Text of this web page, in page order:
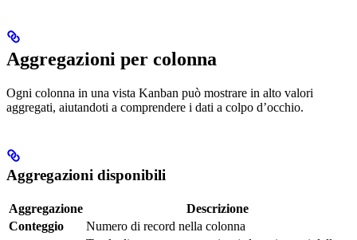
Aggregazioni per colonna
Ogni colonna in una vista Kanban può mostrare in alto valori
aggregati, aiutandoti a comprendere i dati a colpo d’occhio.
Aggregazioni disponibili
Aggregazione
Descrizione
Conteggio
Numero di record nella colonna